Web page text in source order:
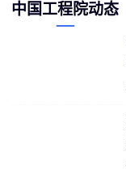
中国工程院动态